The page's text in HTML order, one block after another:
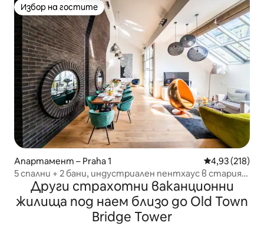
Избор на гостите
Избор на гостите
Апартамент – Praha 1 Средна
4,93 (218)
5 спални + 2 бани, индустриален пентхаус в стария
град, климатик
Други страхотни ваканционни
жилища под наем близо до Old Town
Bridge Tower